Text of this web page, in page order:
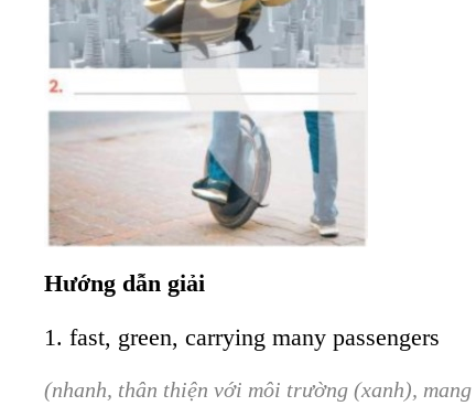
Hướng dẫn giải
1. fast, green, carrying many passengers
(nhanh, thân thiện với môi trường (xanh),